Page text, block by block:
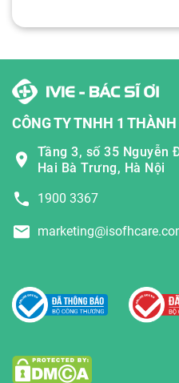
CÔNG TY TNHH 1
Tầng 3, số 35 Nguyễn
Hai Bà Trưng, Hà Nội
1900 3367